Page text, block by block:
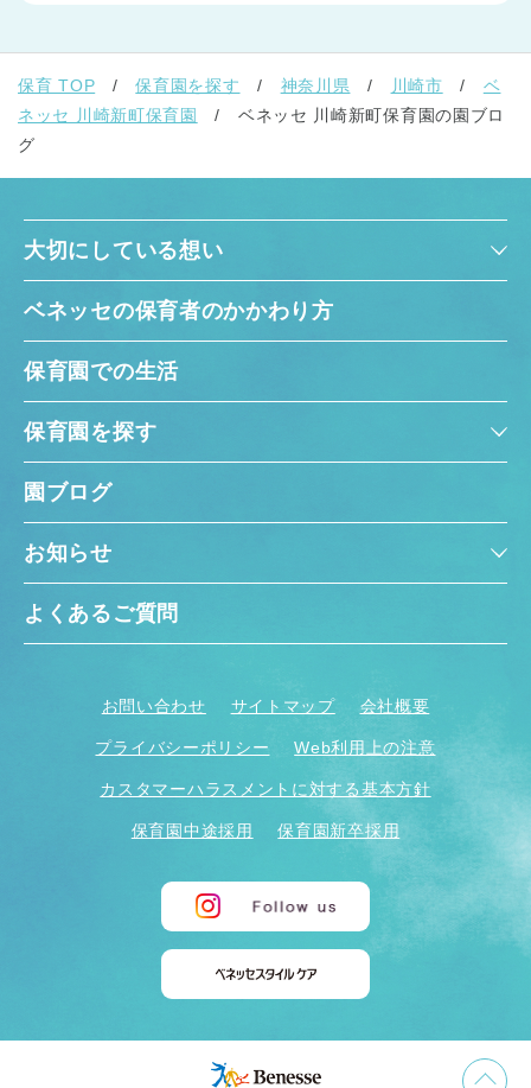
保育 TOP 保育園を探す 神奈川県 川崎市
ベ
ネッセ 川崎新町保育園
ベネッセ 川崎新町保育園の園ブロ
グ
大切にしている想い
ベネッセの保育者のかかわり方
保育園での生活
保育園を探す
園ブログ
お知らせ
よくあるご質問
お問い合わせ サイトマップ 会社概要
プライバシーポリシー Web利用上の注意
カスタマーハラスメントに対する基本方針
保育園中途採用 保育園新卒採用